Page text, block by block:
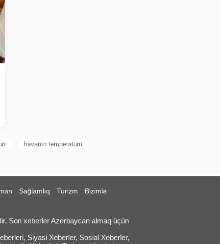
havanın temperaturu
Sağlamlıq Turizm
Bizimlə
Son xeberler Azerbaycan almaq üçün
Siyasi Xeberler, Sosial Xeberler,